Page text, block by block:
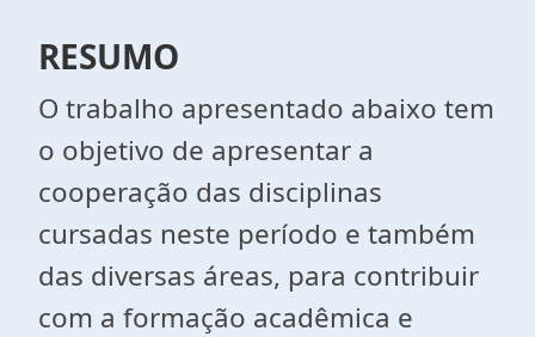
RESUMO
O trabalho apresentado abaixo tem
o objetivo de apresentar a
cooperação das disciplinas
cursadas neste período e também
das diversas áreas, para contribuir
com a formação acadêmica e